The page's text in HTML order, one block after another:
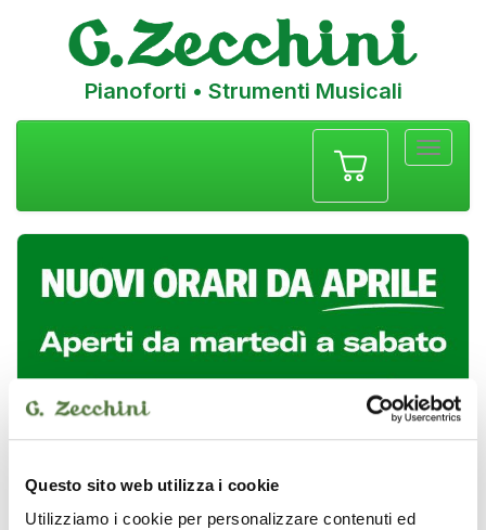
Questo sito web utilizza i cookie
Utilizziamo i cookie per personalizzare contenuti ed
Pianoforti • Strumenti Musicali